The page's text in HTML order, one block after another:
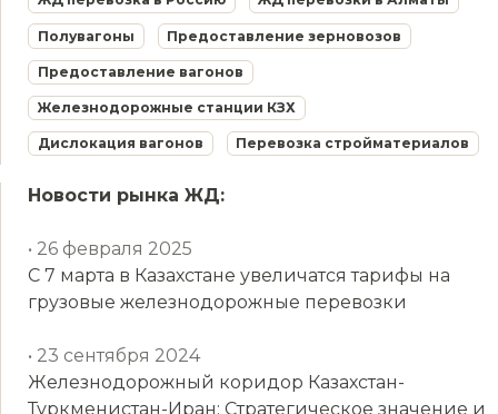
Полувагоны Предоставление зерновозов
Предоставление вагонов
Железнодорожные станции КЗХ
Дислокация вагонов Перевозка стройматериалов
Новости рынка ЖД:
• 26 февраля 2025
С 7 марта в Казахстане увеличатся тарифы на
грузовые железнодорожные перевозки
• 23 сентября 2024
Железнодорожный коридор Казахстан-
Туркменистан-Иран: Стратегическое значение и